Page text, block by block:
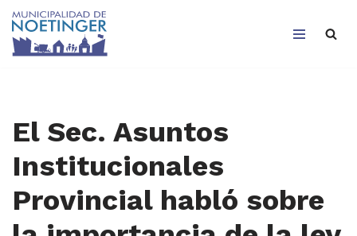
Saltar
El Sec. Asuntos
Institucionales
Provincial habló sobre